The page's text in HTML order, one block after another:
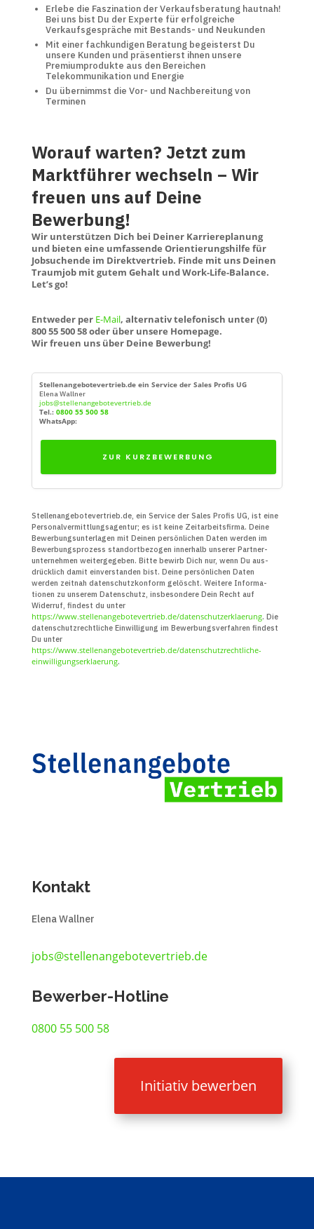
Erlebe die Faszination der Verkaufsberatung hautnah!
Bei uns bist Du der Experte für erfolgreiche
Verkaufsgespräche mit Bestands- und Neukunden
Mit einer fachkundigen Beratung begeisterst Du
unsere Kunden und präsentierst ihnen unsere
Premiumprodukte aus den Bereichen
Telekommunikation und Energie
Du übernimmst die Vor- und Nachbereitung von
Terminen
Worauf warten? Jetzt zum
Marktführer wechseln – Wir
freuen uns auf Deine
Bewerbung!
Wir unterstützen Dich bei Deiner Karriereplanung
und bieten eine umfassende Orientierungshilfe für
Jobsuchende im Direktvertrieb. Finde mit uns Deinen
Traumjob mit gutem Gehalt und Work-Life-Balance.
Let’s go!
Entweder per E-Mail, alternativ telefonisch unter (0)
800 55 500 58 oder über unsere Homepage.
Wir freuen uns über Deine Bewerbung!
Stellenangebotevertrieb.de ein Service der Sales Profis UG
Elena Wallner
jobs@stellenangebotevertrieb.de
Tel.: 0800 55 500 58
WhatsApp:
ZUR KURZBEWERBUNG
Stellenangebotevertrieb.de, ein Service der Sales Profis UG, ist eine
Personal­vermittlungs­agentur; es ist keine Zeit­arbeits­firma. Deine
Bewerbungs­unter­lagen mit Deinen persön­lichen Daten werden im
Bewerbungs­prozess standort­bezogen innerhalb unserer Partner­
unter­nehmen weiter­gegeben. Bitte bewirb Dich nur, wenn Du aus­
drücklich damit ein­verstanden bist. Deine persön­lichen Daten
werden zeitnah daten­schutz­konform gelöscht. Weitere Infor­ma­
tionen zu unserem Daten­schutz, insbe­sondere Dein Recht auf
Widerruf, findest du unter
https://www.stellenangebotevertrieb.de/datenschutzerklaerung. Die
daten­schutz­recht­liche Ein­willigung im Bewerbungs­verfahren findest
Du unter
https://www.stellenangebotevertrieb.de/datenschutzrechtliche-
einwilligungserklaerung.
Kontakt
Elena Wallner
jobs@stellenangebotevertrieb.de
Bewerber-Hotline
0800 55 500 58
Initiativ bewerben